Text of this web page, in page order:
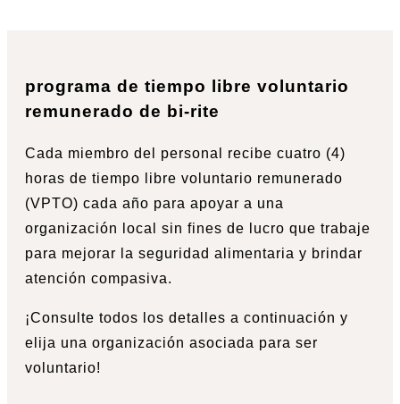
programa de tiempo libre voluntario
remunerado de bi-rite
Cada miembro del personal recibe cuatro (4)
horas de tiempo libre voluntario remunerado
(VPTO) cada año para apoyar a una
organización local sin fines de lucro que trabaje
para mejorar la seguridad alimentaria y brindar
atención compasiva.
¡Consulte todos los detalles a continuación y
elija una organización asociada para ser
voluntario!